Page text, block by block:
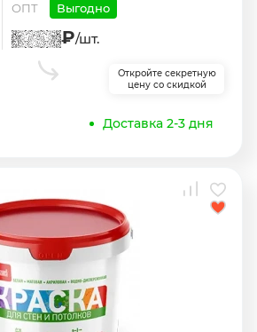
ОПТ Выгодно
₽/шт.
Откройте секретную
цену со скидкой
Доставка 2-3 дня